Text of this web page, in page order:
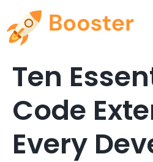
Ten
Code
Every